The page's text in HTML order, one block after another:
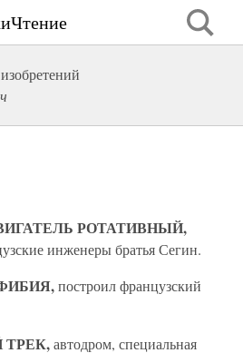
РОТАТИВНЫЙ,
инженеры братья Сегин.
построил французский
автодром, специальная